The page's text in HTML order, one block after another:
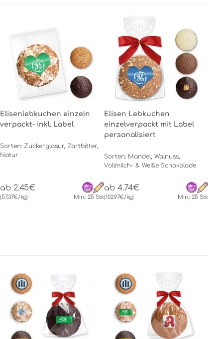
Elisenlebkuchen einzeln
verpackt- inkl. Label
Sorten: Zuckerglasur, Zartbitter,
Natur
ab 2.45€
(57.37€/kg) Min.: 25 Stk
Elisen Lebkuchen
einzelverpackt mit Label
personalisiert
Sorten: Mandel, Walnuss,
Vollmilch- & Weiße Schokolade
ab 4.74€
(102.97€/kg) Min.: 25 Stk